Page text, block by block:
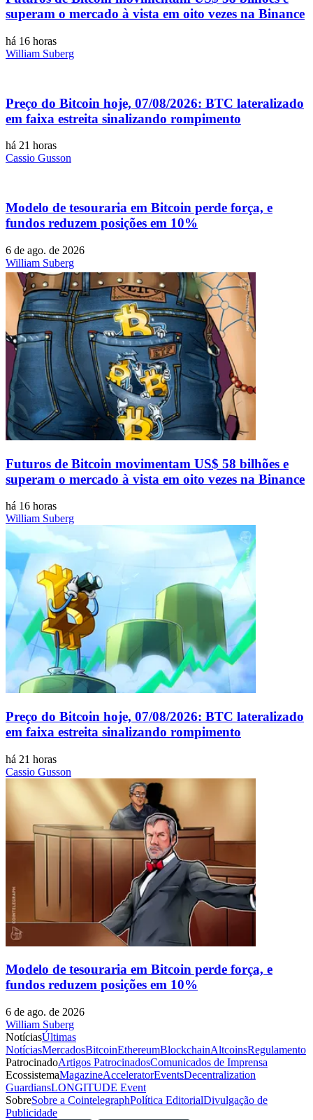
superam o mercado à vista em oito vezes na Binance
há 16 horas
William Suberg
Preço do Bitcoin hoje, 07/08/2026: BTC lateralizado
em faixa estreita sinalizando rompimento
há 21 horas
Cassio Gusson
Modelo de tesouraria em Bitcoin perde força, e
fundos reduzem posições em 10%
6 de ago. de 2026
William Suberg
Futuros de Bitcoin movimentam US$ 58 bilhões e
superam o mercado à vista em oito vezes na Binance
há 16 horas
William Suberg
Preço do Bitcoin hoje, 07/08/2026: BTC lateralizado
em faixa estreita sinalizando rompimento
há 21 horas
Cassio Gusson
Modelo de tesouraria em Bitcoin perde força, e
fundos reduzem posições em 10%
6 de ago. de 2026
William Suberg
NotíciasÚltimas
NotíciasMercadosBitcoinEthereumBlockchainAltcoinsRegulamento
PatrocinadoArtigos PatrocinadosComunicados de Imprensa
EcossistemaMagazineAcceleratorEventsDecentralization
GuardiansLONGITUDE Event
SobreSobre a CointelegraphPolítica EditorialDivulgação de
Publicidade